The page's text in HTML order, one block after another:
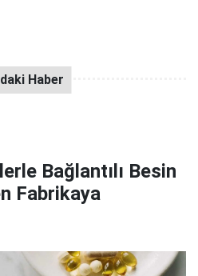
Bağlantılı Besin
Fabrikaya